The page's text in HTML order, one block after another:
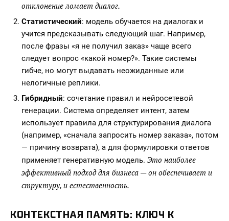
отклонение ломает диалог.
Статистический: модель обучается на диалогах и
учится предсказывать следующий шаг. Например,
после фразы «я не получил заказ» чаще всего
следует вопрос «какой номер?». Такие системы
гибче, но могут выдавать неожиданные или
нелогичные реплики.
Гибридный: сочетание правил и нейросетевой
генерации. Система определяет интент, затем
использует правила для структурирования диалога
(например, «сначала запросить номер заказа», потом
— причину возврата), а для формулировки ответов
применяет генеративную модель. Это наиболее
эффективный подход для бизнеса — он обеспечивает и
структуру, и естественность.
КОНТЕКСТНАЯ ПАМЯТЬ: КЛЮЧ К